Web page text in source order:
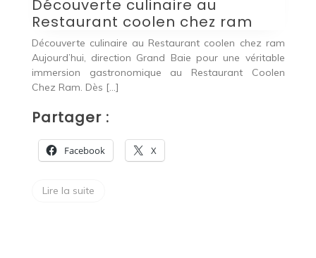
Découverte culinaire au
Restaurant coolen chez ram
Découverte culinaire au Restaurant coolen chez ram
Aujourd’hui, direction Grand Baie pour une véritable
immersion gastronomique au Restaurant Coolen
Chez Ram. Dès […]
Partager :
Facebook X
Lire la suite